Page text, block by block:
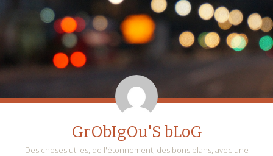
GrObIgOu'S bLoG
Des choses utiles, de l'étonnement, des bons plans, avec une